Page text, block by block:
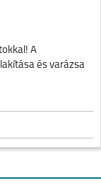
A
és varázsa